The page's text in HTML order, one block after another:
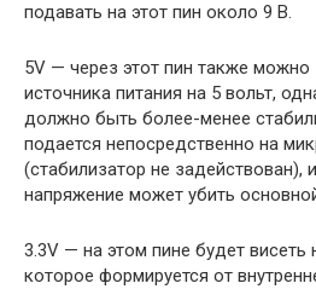
подавать на этот пин около 9 В.
5V — через этот пин также можно
источника питания на 5 вольт,
должно быть более-менее
подается непосредственно на
(стабилизатор не задействован),
напряжение может убить
3.3V — на этом пине будет висеть
которое формируется от